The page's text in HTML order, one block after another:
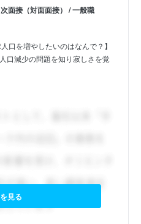
面接（対面面接） / 一般職
口を増やしたいのはなんで？】
口減少の問題を知り寂しさを覚
見る